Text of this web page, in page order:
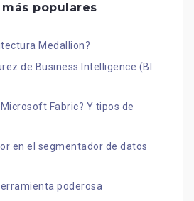
populares
Medallion?
de Business Intelligence (BI
Fabric? Y tipos de
en el segmentador de datos
poderosa